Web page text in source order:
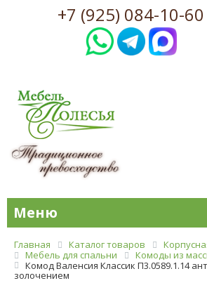
+7 (925) 084-10-60
Меню
Главная Каталог товаров
Мебель для спальни
Комоды из
Комод Валенсия Классик П3.0589.1.14
золочением